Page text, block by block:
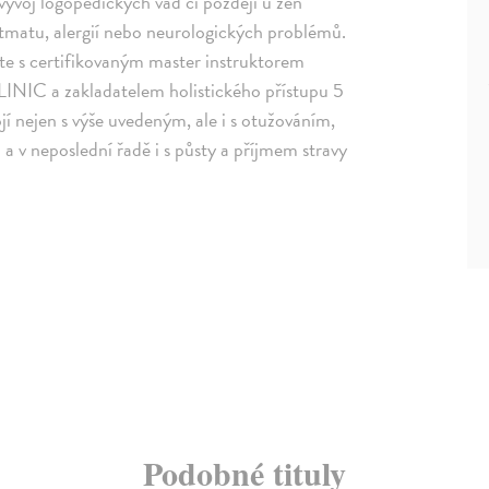
alergií nebo neurologických problémů.
s certifikovaným master instruktorem
a zakladatelem holistického přístupu 5
s výše uvedeným, ale i s otužováním,
v neposlední řadě i s půsty a příjmem stravy
Podobné tituly